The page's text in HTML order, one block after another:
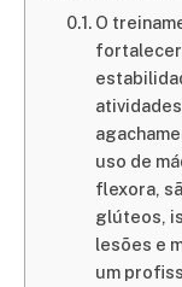
O
fortalecer
uso de
flexora,
glúteos,
lesões e
um